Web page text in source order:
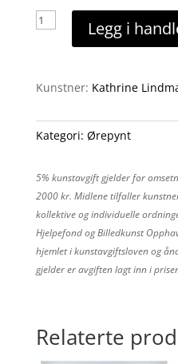
Seashell
Legg i
Kunstner: Kathrine
Kategori: Ørepynt
5% kunstavgift gjelder for
2000 kr. Midlene tilfaller
kollektive og individuelle
Hjelpefond og Billedkunst
hjemlet i kunstavgiftsloven og
gjelder er avgiften lagt inn i
Relaterte